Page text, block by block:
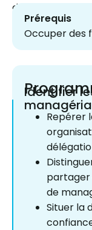
des
Prérequis
Occuper des
Identifier
Repérer
partager
de
Situer la